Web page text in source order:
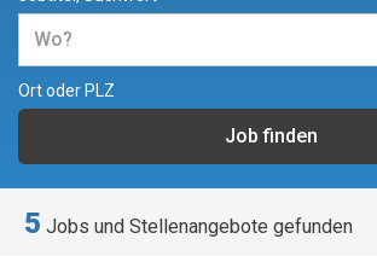
Ort oder PLZ
5 Jobs und Stellenangebote gefunden